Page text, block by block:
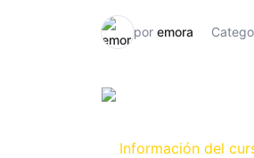
por emora
Información del